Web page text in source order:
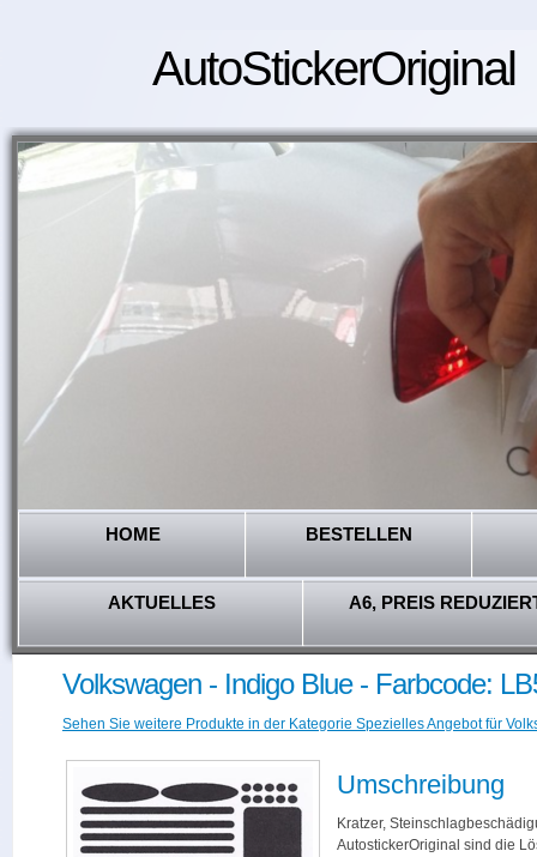
AutoStickerOriginal
HOME BESTELLEN
AKTUELLES A6, PREIS
Volkswagen - Indigo Blue - Farbcode:
Sehen Sie weitere Produkte in der Kategorie Spezielles Angebot für
Umschreibung
Kratzer,
AutostickerOriginal sind die